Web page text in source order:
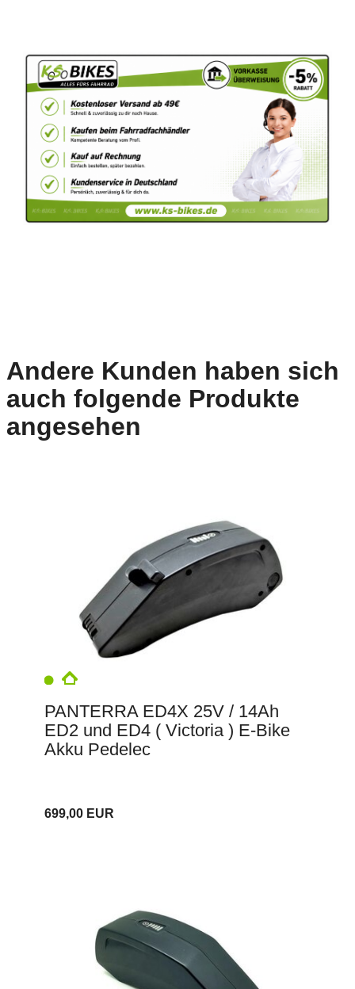
Andere Kunden haben sich
auch folgende Produkte
angesehen
PANTERRA ED4X 25V / 14Ah
ED2 und ED4 ( Victoria ) E-Bike
Akku Pedelec
699,00 EUR